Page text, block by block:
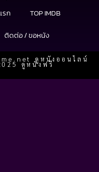
รก
TOP IMDB
ติดต่อ / ขอหนัง
ดูหนังออนไลน์
ดูหนังฟรี